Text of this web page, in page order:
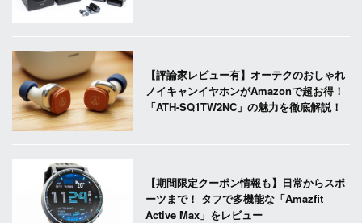
【評論家レビュー有】オーテクのおしゃれ
ノイキャンイヤホンがAmazonで超お得！
「ATH-SQ1TW2NC」の魅力を徹底解説！
【期間限定クーポン情報も】日常からスポ
ーツまで！ タフで多機能な「Amazfit
Active Max」をレビュー